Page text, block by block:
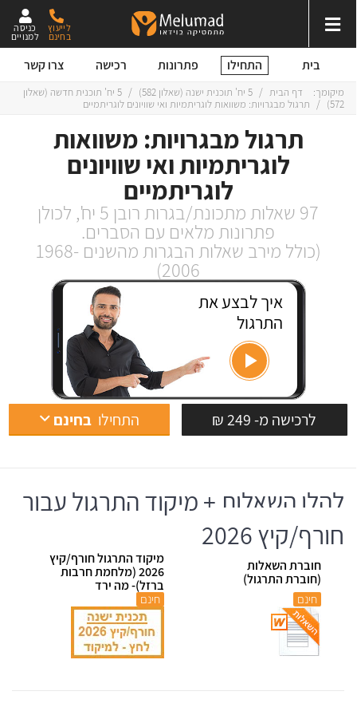
כניסה
למנויים
לייעוץ
בחינם
בית התחילו פתרונות רכישה צרו קשר
תרגול מבגרויות: משוואות
לוגריתמיות ואי שוויונים
לוגריתמיים
97 שאלות מתכונת/בגרות רובן 5 יח', לכולן
פתרונות מלאים עם הסברים.
(כולל מירב שאלות הבגרות מהשנים 1968-
2006)
לרכישה מ- 249 ₪ התחילובחינם
איך לבצע את
התרגול
מיקומך: דף הבית / 5 יח' תוכנית ישנה (שאלון 582 )
/ 5 יח' תוכנית חדשה (שאלון
572
)
/ תרגול מבגרויות: משוואות לוגריתמיות ואי שוויונים לוגריתמיים
להלן השאלות + מיקוד התרגול עבור
חורף/קיץ 2026
חוברת השאלות
(חוברת התרגול)
חינם
מיקוד התרגול חורף/קיץ
2026 (מלחמת חרבות
ברזל)- מה ירד
חינם